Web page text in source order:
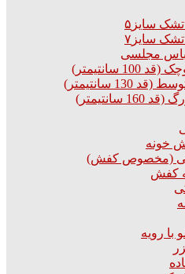
سایز۵
سایز۷
مجلسی
سانتیمتر)
سانتیمتر)
سانتیمتر)
خونه
(مخصوص کفش)
با رویه